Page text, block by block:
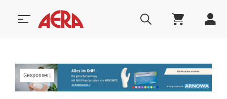
Gesponsert